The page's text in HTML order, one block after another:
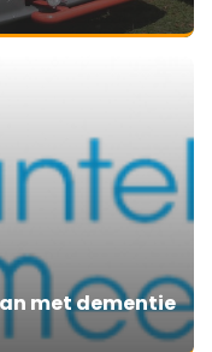
met dementie